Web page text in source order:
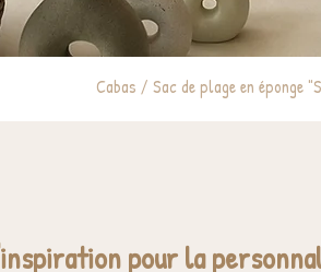
Cabas / Sac de plage en éponge
pour la